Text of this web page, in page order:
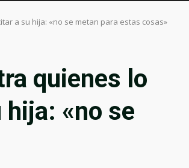
a su hija: «no se metan para estas cosas»
quienes lo
«no se